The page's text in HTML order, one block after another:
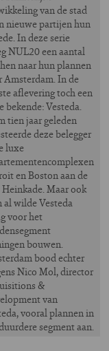
van de stad
nieuwe partijen hun
In deze serie
NUL20 een aantal
naar hun plannen
Amsterdam. In de
aflevering toch een
bekende: Vesteda.
tien jaar geleden
deze belegger
luxe
en Boston aan de
Maar ook
al wilde Vesteda
voor het
bouwen.
bood echter
Nico Mol, director
&
van
vooral plannen in
segment aan.